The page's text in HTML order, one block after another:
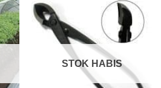
STOK HABIS